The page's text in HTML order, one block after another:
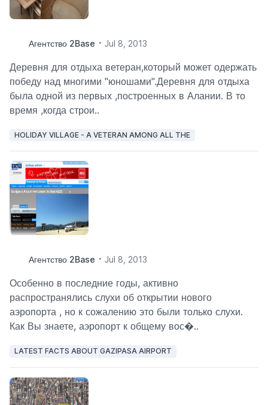
Агентство 2Base Jul 8, 2013
Деревня для отдыха ветеран,который может одержать
победу над многими "юношами".Деревня для отдыха
была одной из первых ,построенных в Алании. В то
время ,когда строи..
HOLIDAY VILLAGE - A VETERAN AMONG ALL THE
Агентство 2Base Jul 8, 2013
Особенно в последние годы, активно
распространялись слухи об открытии нового
аэропорта , но к сожалению это были только слухи.
Как Вы знаете, аэропорт к общему вос�..
LATEST FACTS ABOUT GAZIPASA AIRPORT